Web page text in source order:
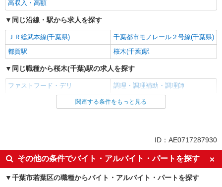
高収入・高額
同じ沿線・駅から求人を探す
ＪＲ総武本線(千葉県)
千葉都市モノレール２号線(千葉県)
都賀駅
桜木(千葉)駅
同じ職種から桜木(千葉)駅の求人を探す
ファストフード・デリ 調理・調理補助・調理師
同じ雇用形態から桜木(千葉)駅の求人を探す
履歴書不要
未経験歓迎
大学生歓迎
主婦・主夫歓迎
フリーター歓迎
ミドル（40代～）活躍中
関連する条件をもっと見る
ID：AE0717287930
その他の条件でバイト・アルバイト・パートを探す
千葉市若葉区の職種からバイト・アルバイト・パートを探す